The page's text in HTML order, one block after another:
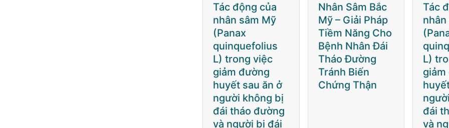
Nhân Sâm Bắc
Mỹ – Giải Pháp
Tiềm Năng Cho
Bệnh Nhân Đái
Tháo Đường
Tránh Biến
Chứng Thận
Tác động của
nhân sâm Mỹ
(Panax
quinquefolius
L) trong việc
giảm đường
huyết sau ăn ở
Nhân
Mỹ –
Tiềm
Bệnh